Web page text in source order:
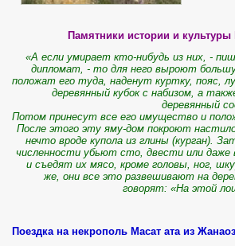
Памятники истории и культуры
«А если умирает кто-нибудь из них, -
дипломат, - то для него выроют
положат его туда, наденут куртку, пояс,
деревянный кубок с набизом, а
деревянный
Потом принесут все его имущество и
После этого эту яму-дом покроют
нечто вроде купола из глины (курган).
численности убьют сто, двести или даже
и съедят их мясо, кроме головы, ног,
же, они все это развешивают на
говорят: «На этой
Поездка на некрополь Масат ата из